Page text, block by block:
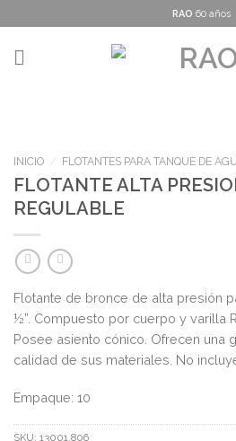
to
content
RAO 60 años
INICIO / FLOTANTES PARA TANQUE DE
FLOTANTE ALTA
REGULABLE
Flotante de bronce de alta presión
½”. Compuesto por cuerpo y varilla
Posee asiento cónico. Ofrecen una
calidad de sus materiales. No
Empaque: 10
SKU: 13001.806